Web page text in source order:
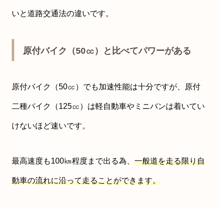
いと道路交通法の違いです。
原付バイク（50㏄）と比べてパワーがある
原付バイク（50㏄）でも加速性能は十分ですが、原付
二種バイク（125㏄）は軽自動車やミニバンは着いてい
けないほど速いです。
最高速度も100㎞程度まで出る為、 一般道を走る限り自
動車の流れに沿って走ることができます。